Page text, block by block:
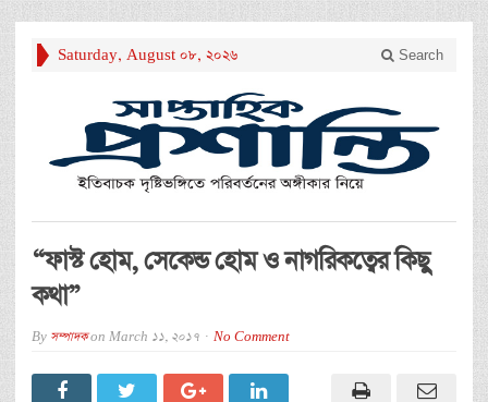
Saturday, August 08, 2026 Search
“ফাস্ট হোম, সেকেন্ড হোম ও নাগরিকত্বের কিছু
কথা”
By সম্পাদকon March 11, 2017 No Comment